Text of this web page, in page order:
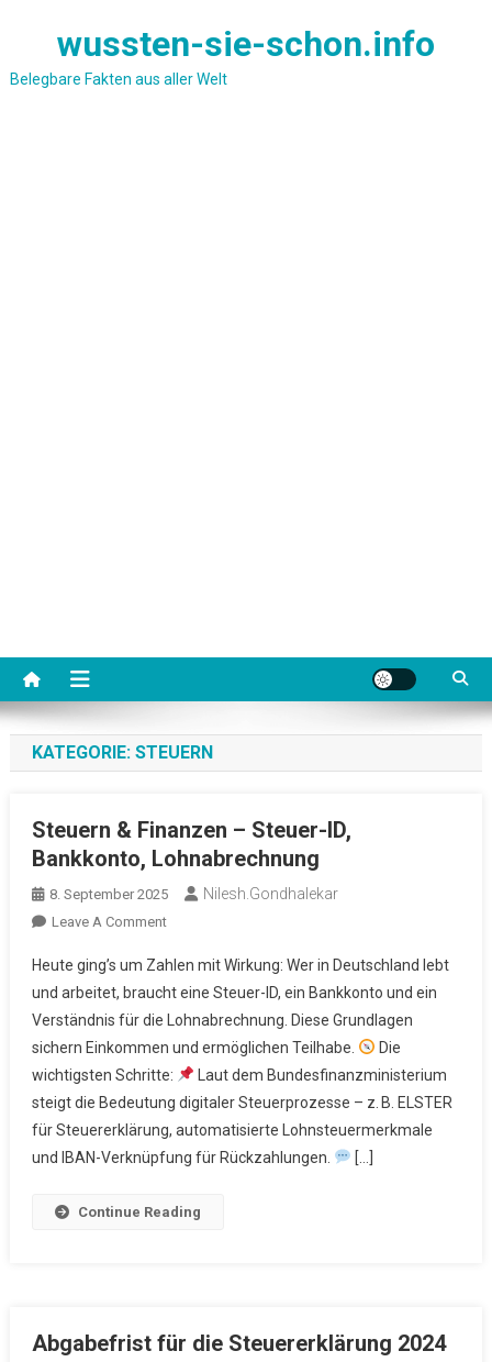
wussten-sie-schon.info
Belegbare Fakten aus aller Welt
KATEGORIE: STEUERN
Steuern & Finanzen – Steuer-ID,
Bankkonto, Lohnabrechnung
8. September 2025 Nilesh.gondhalekar
Leave A CommentOn
&
Finanzen
–
Steuer-
ID,
Bankkonto,
Lohnabrechnung
Heute ging’s um Zahlen mit Wirkung: Wer in Deutschland lebt
und arbeitet, braucht eine Steuer-ID, ein Bankkonto und ein
Verständnis für die Lohnabrechnung. Diese Grundlagen
sichern Einkommen und ermöglichen Teilhabe.
Die
wichtigsten Schritte:
Laut dem Bundesfinanzministerium
steigt die Bedeutung digitaler Steuerprozesse – z. B. ELSTER
für Steuererklärung, automatisierte Lohnsteuermerkmale
und IBAN-Verknüpfung für Rückzahlungen.
[…]
Continue Reading
Abgabefrist für die Steuererklärung 2024